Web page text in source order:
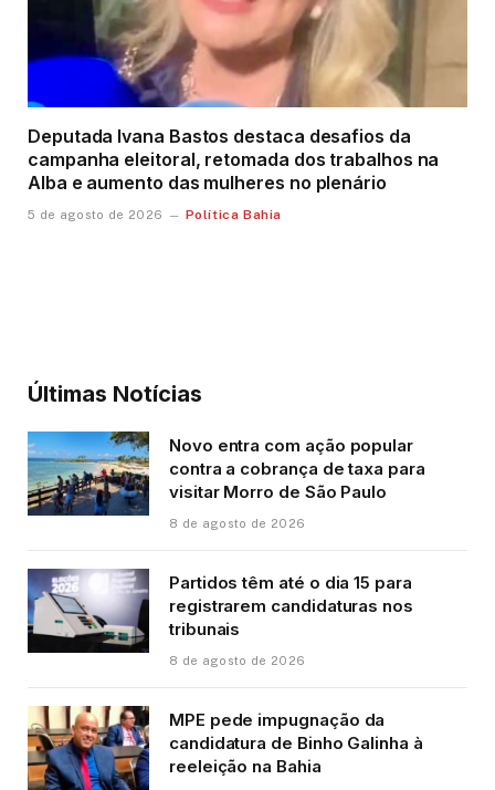
Deputada Ivana Bastos destaca desafios da
campanha eleitoral, retomada dos trabalhos na
Alba e aumento das mulheres no plenário
5 de agosto de 2026 Política Bahia
Últimas Notícias
Novo entra com ação popular
contra a cobrança de taxa para
visitar Morro de São Paulo
8 de agosto de 2026
Partidos têm até o dia 15 para
registrarem candidaturas nos
tribunais
8 de agosto de 2026
MPE pede impugnação da
candidatura de Binho Galinha à
reeleição na Bahia